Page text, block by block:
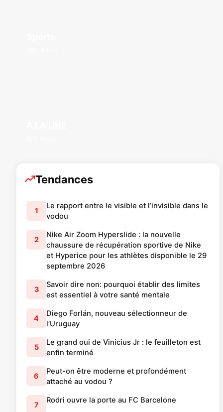
Tendances
1
Le rapport entre le visible et l’invisible dans le
vodou
2
Nike Air Zoom Hyperslide : la nouvelle
chaussure de récupération sportive de Nike
et Hyperice pour les athlètes disponible le 29
septembre 2026
3
Savoir dire non: pourquoi établir des limites
est essentiel à votre santé mentale
4
Diego Forlán, nouveau sélectionneur de
l’Uruguay
5
Le grand oui de Vinicius Jr : le feuilleton est
enfin terminé
6
Peut-on être moderne et profondément
attaché au vodou ?
7
Rodri ouvre la porte au FC Barcelone